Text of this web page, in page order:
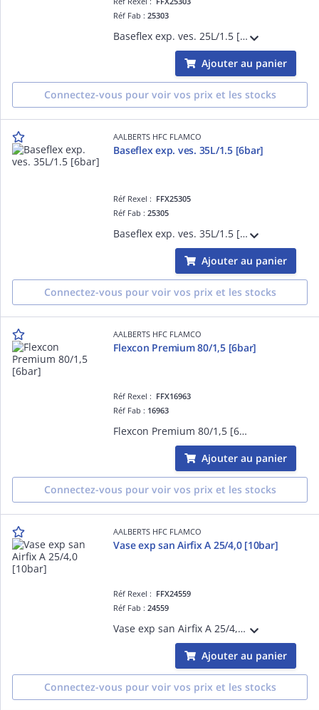
Réf Fab :25303
Baseflex exp. ves. 25L/1.5 [6bar]
Ajouter au panier
Connectez-vous pour voir vos prix et les stocks
AALBERTS HFC FLAMCO
Baseflex exp. ves. 35L/1.5 [6bar]
Réf Rexel : FFX25305
Réf Fab :25305
Baseflex exp. ves. 35L/1.5 [6bar]
Ajouter au panier
Connectez-vous pour voir vos prix et les stocks
AALBERTS HFC FLAMCO
Flexcon Premium 80/1,5 [6bar]
Réf Rexel : FFX16963
Réf Fab : 16963
Flexcon Premium 80/1,5 [6bar]
Ajouter au panier
Connectez-vous pour voir vos prix et les stocks
AALBERTS HFC FLAMCO
Vase exp san Airfix A 25/4,0 [10bar]
Réf Rexel : FFX24559
Réf Fab :24559
Vase exp san Airfix A 25/4,0 [10bar]
Ajouter au panier
Connectez-vous pour voir vos prix et les stocks